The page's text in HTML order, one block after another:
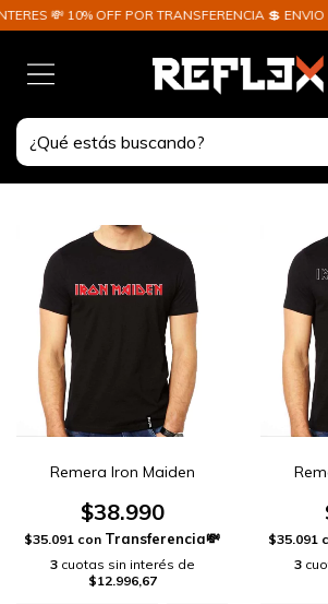
10% OFF POR TRANSFERENCIA 💲 ENVIO
Remera Iron Maiden
$38.990
$35.091 con
3 cuotas sin interés de
$12.996,67
$35.091
3